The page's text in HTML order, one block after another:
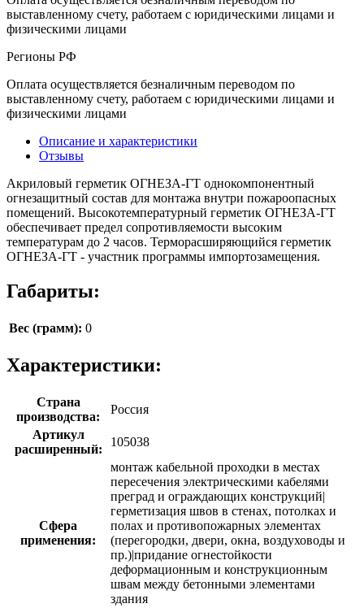
выставленному счету, работаем с юридическими лицами и
физическими лицами
Регионы РФ
Оплата осуществляется безналичным переводом по
выставленному счету, работаем с юридическими лицами и
физическими лицами
Описание и характеристики
Отзывы
Акриловый герметик ОГНЕЗА-ГТ однокомпонентный
огнезащитный состав для монтажа внутри пожароопасных
помещений. Высокотемпературный герметик ОГНЕЗА-ГТ
обеспечивает предел сопротивляемости высоким
температурам до 2 часов. Терморасширяющийся герметик
ОГНЕЗА-ГТ - участник программы импортозамещения.
Габариты:
Вес (грамм): 0
Характеристики:
Страна
производства:
Россия
Артикул
расширенный:
105038
Сфера
применения:
монтаж кабельной проходки в местах
пересечения электрическими кабелями
преград и ограждающих конструкций|
герметизация швов в стенах, потолках и
полах и противопожарных элементах
(перегородки, двери, окна, воздуховоды и
пр.)|придание огнестойкости
деформационным и конструкционным
швам между бетонными элементами
здания